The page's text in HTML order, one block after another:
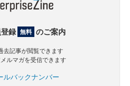
録 無料 のご案内
去記事が閲覧できます
メルマガを受信できます
ルバックナンバー